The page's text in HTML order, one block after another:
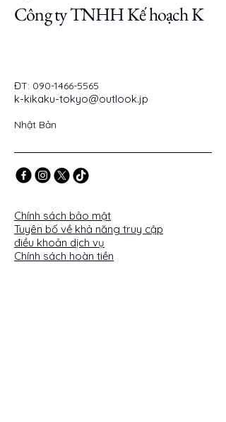
Công ty TNHH Kế hoạch K
ĐT: 090-1466-5565
k-kikaku-tokyo@outlook.jp
Nhật Bản
Chính sách bảo mật
Tuyên bố về khả năng truy cập
điều khoản dịch vụ
Chính sách hoàn tiền